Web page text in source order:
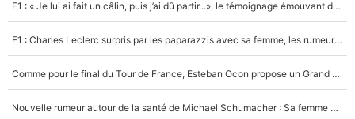
F1 : « Je lui ai fait un câlin, puis j’ai dû partir...», le témoignage émouvant de Max Verstappen sur sa fille
F1 : Charles Leclerc surpris par les paparazzis avec sa femme, les rumeurs étaient vraies !
Comme pour le final du Tour de France, Esteban Ocon propose un Grand Prix de Formule 1 à Paris : «Autour de l’Arc de Triomphe, ce serait génial» !
Nouvelle rumeur autour de la santé de Michael Schumacher : Sa femme Corinna sort du silence